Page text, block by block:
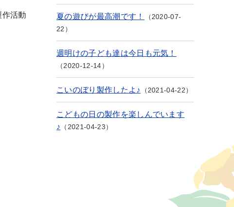
活動
夏の遊びが最高潮です！
2020-07-
22
週明けの子ども達は今日も元気！
2020-12-14
こいのぼり製作したよ♪ 2021-04-22
こどもの日の製作を楽しんでいます
♪
2021-04-23